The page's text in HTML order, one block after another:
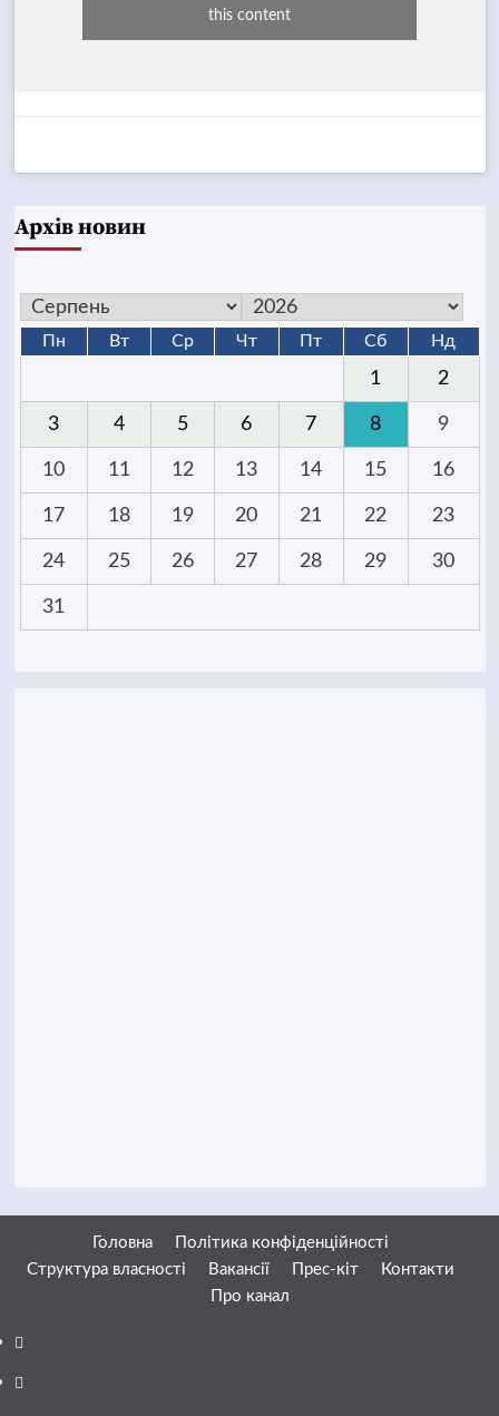
this content
Архів новин
Пн Вт Ср Чт Пт Сб Нд
1 2
3 4 5 6 7 8 9
10 11 12 13 14 15 16
17 18 19 20 21 22 23
24 25 26 27 28 29 30
31
Головна
Політика конфіденційності
Структура власності
Вакансії Прес-кіт
Контакти
Про канал
Facebook
YouTube